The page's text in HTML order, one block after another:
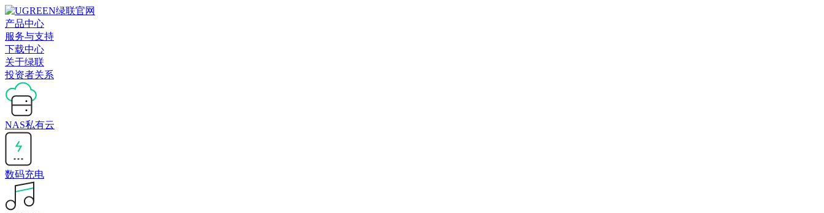
产品中心
服务与支持
下载中心
关于绿联
投资者关系
NAS私有云
数码充电